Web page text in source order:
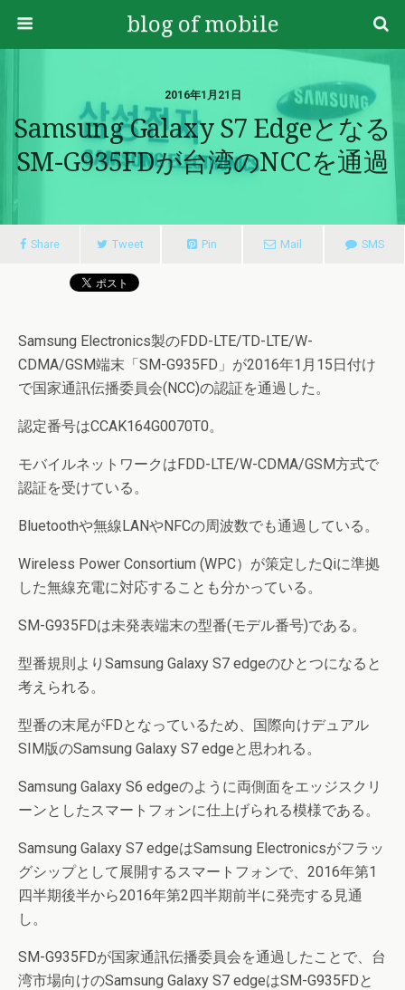
blog of mobile
2016年1月21日
Samsung Galaxy S7 Edgeとなる
SM-G935FDが台湾のNCCを通過
Share Tweet Pin Mail SMS
Samsung Electronics製のFDD-LTE/TD-LTE/W-
CDMA/GSM端末「SM-G935FD」が2016年1月15日付け
で国家通訊伝播委員会(NCC)の認証を通過した。
認定番号はCCAK164G0070T0。
モバイルネットワークはFDD-LTE/W-CDMA/GSM方式で
認証を受けている。
Bluetoothや無線LANやNFCの周波数でも通過している。
Wireless Power Consortium (WPC）が策定したQiに準拠
した無線充電に対応することも分かっている。
SM-G935FDは未発表端末の型番(モデル番号)である。
型番規則よりSamsung Galaxy S7 edgeのひとつになると
考えられる。
型番の末尾がFDとなっているため、国際向けデュアル
SIM版のSamsung Galaxy S7 edgeと思われる。
Samsung Galaxy S6 edgeのように両側面をエッジスクリ
ーンとしたスマートフォンに仕上げられる模様である。
Samsung Galaxy S7 edgeはSamsung Electronicsがフラッ
グシップとして展開するスマートフォンで、2016年第1
四半期後半から2016年第2四半期前半に発売する見通
し。
SM-G935FDが国家通訊伝播委員会を通過したことで、台
湾市場向けのSamsung Galaxy S7 edgeはSM-G935FDと